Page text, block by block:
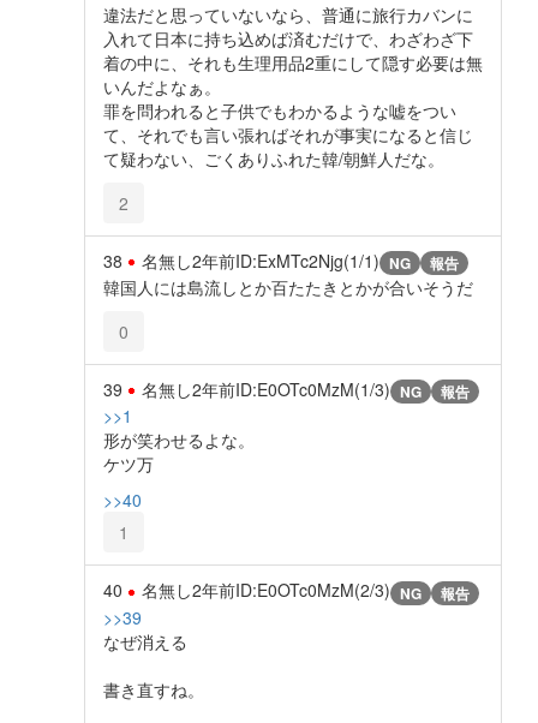
違法だと思っていないなら、普通に旅行カバンに
入れて日本に持ち込めば済むだけで、わざわざ下
着の中に、それも生理用品2重にして隠す必要は無
いんだよなぁ。
罪を問われると子供でもわかるような嘘をつい
て、それでも言い張ればそれが事実になると信じ
て疑わない、ごくありふれた韓/朝鮮人だな。
2
38 名無し2年前ID:ExMTc2Njg(1/1) NG 報告
韓国人には島流しとか百たたきとかが合いそうだ
0
39 名無し2年前ID:E0OTc0MzM(1/3) NG 報告
>>1
形が笑わせるよな。
ケツ万
>>40
1
40 名無し2年前ID:E0OTc0MzM(2/3) NG 報告
>>39
なぜ消える
書き直すね。